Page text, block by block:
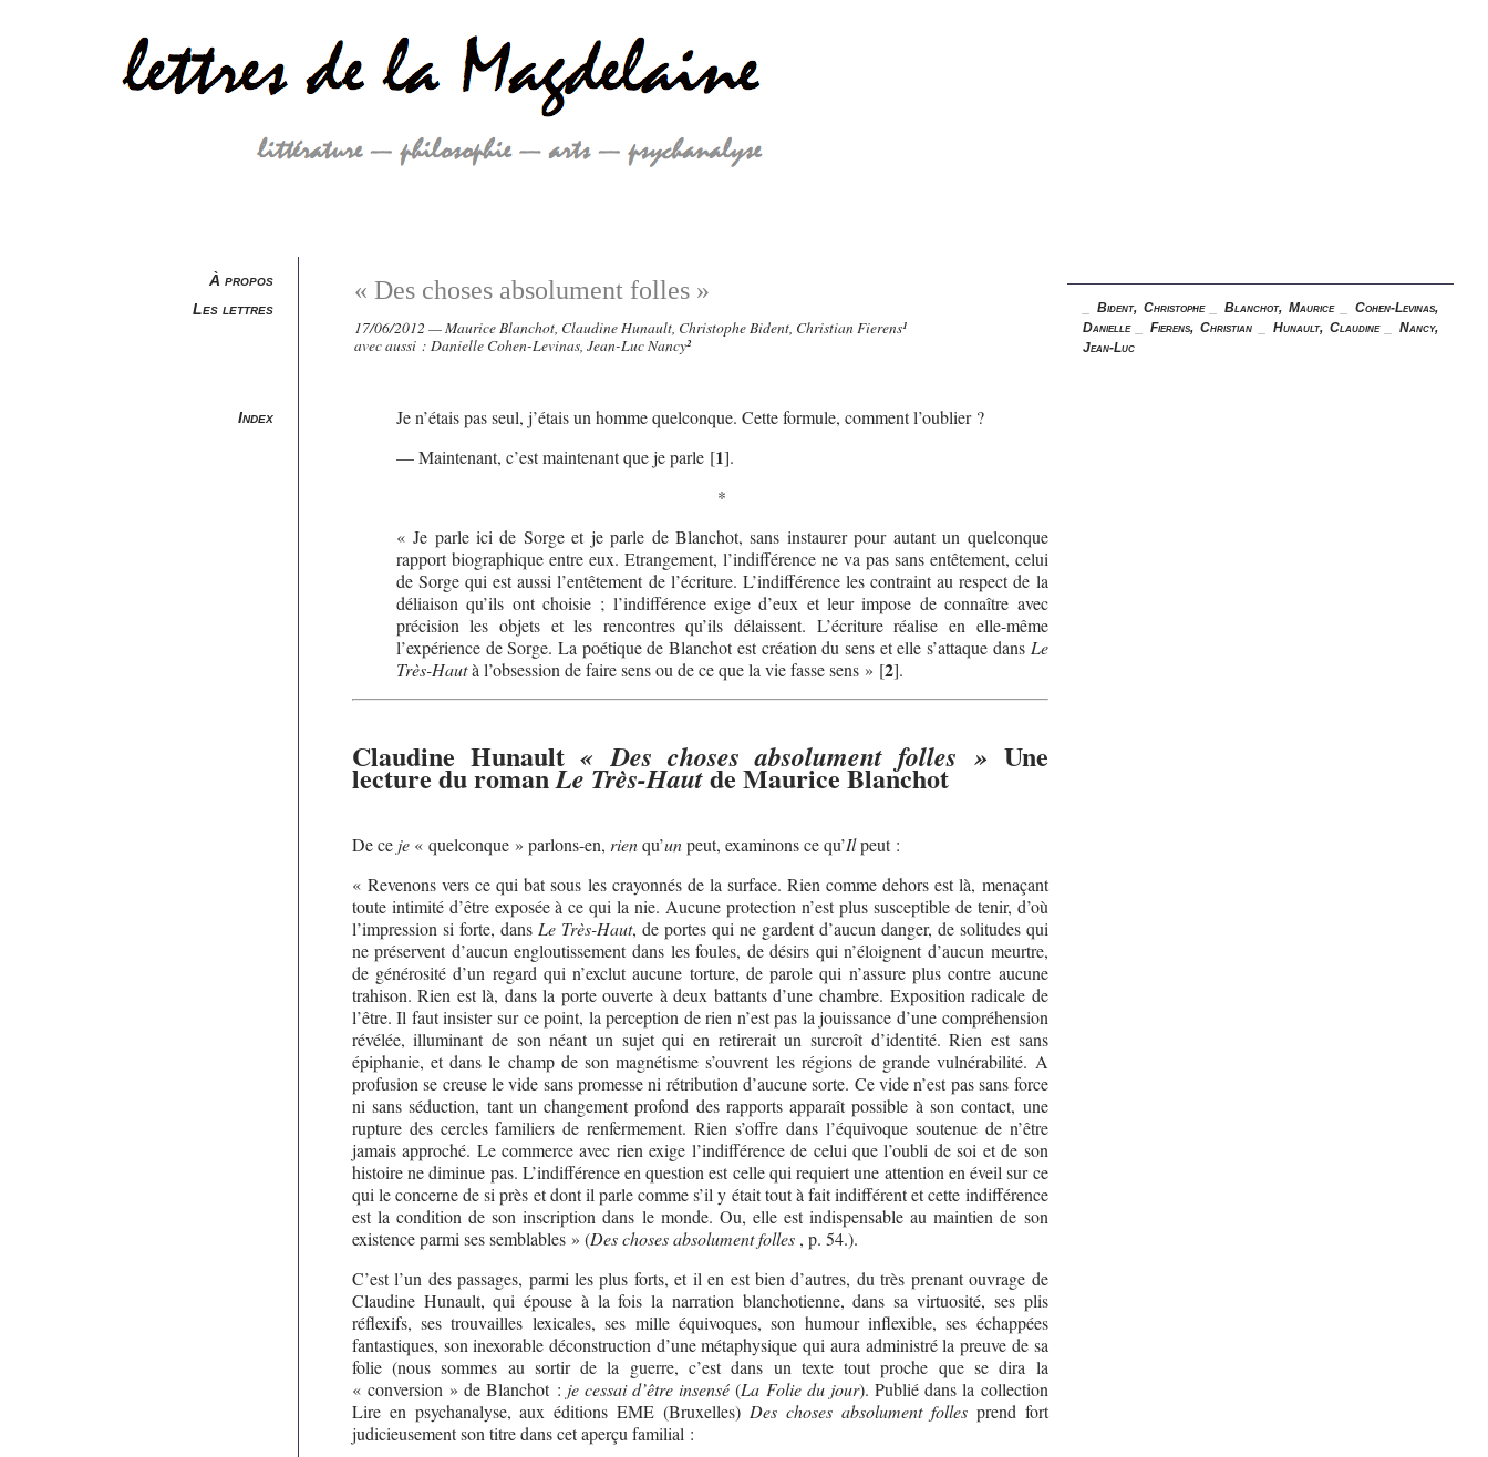
À propos
Les lettres
Index
« Des choses absolument folles »
17/06/2012 — Maurice Blanchot, Claudine Hunault, Christophe Bident, Christian Fierens¹
avec aussi : Danielle Cohen-Levinas, Jean-Luc Nancy²
Je n’étais pas seul, j’étais un homme quelconque. Cette formule, comment l’oublier ?
— Maintenant, c’est maintenant que je parle[1].
*
« Je parle ici de Sorge et je parle de Blanchot, sans instaurer pour autant un quelconque
rapport biographique entre eux. Etrangement, l’indifférence ne va pas sans entêtement, celui
de Sorge qui est aussi l’entêtement de l’écriture. L’indifférence les contraint au respect de la
déliaison qu’ils ont choisie ; l’indifférence exige d’eux et leur impose de connaître avec
précision les objets et les rencontres qu’ils délaissent. L’écriture réalise en elle-même
l’expérience de Sorge. La poétique de Blanchot est création du sens et elle s’attaque dans Le
Très-Hautà l’obsession de faire sens ou de ce que la vie fasse sens » [2].
Claudine Hunault « Des choses absolument folles » Une
lecture du romanLe Très-Hautde Maurice Blanchot
De ce je« quelconque » parlons-en, rienqu’unpeut, examinons ce qu’Ilpeut :
« Revenons vers ce qui bat sous les crayonnés de la surface. Rien comme dehors est là, menaçant
toute intimité d’être exposée à ce qui la nie. Aucune protection n’est plus susceptible de tenir, d’où
l’impression si forte, dans Le Très-Haut, de portes qui ne gardent d’aucun danger, de solitudes qui
ne préservent d’aucun engloutissement dans les foules, de désirs qui n’éloignent d’aucun meurtre,
de générosité d’un regard qui n’exclut aucune torture, de parole qui n’assure plus contre aucune
trahison. Rien est là, dans la porte ouverte à deux battants d’une chambre. Exposition radicale de
l’être. Il faut insister sur ce point, la perception de rien n’est pas la jouissance d’une compréhension
révélée, illuminant de son néant un sujet qui en retirerait un surcroît d’identité. Rien est sans
épiphanie, et dans le champ de son magnétisme s’ouvrent les régions de grande vulnérabilité. A
profusion se creuse le vide sans promesse ni rétribution d’aucune sorte. Ce vide n’est pas sans force
ni sans séduction, tant un changement profond des rapports apparaît possible à son contact, une
rupture des cercles familiers de renfermement. Rien s’offre dans l’équivoque soutenue de n’être
jamais approché. Le commerce avec rien exige l’indifférence de celui que l’oubli de soi et de son
histoire ne diminue pas. L’indifférence en question est celle qui requiert une attention en éveil sur ce
qui le concerne de si près et dont il parle comme s’il y était tout à fait indifférent et cette indifférence
est la condition de son inscription dans le monde. Ou, elle est indispensable au maintien de son
existence parmi ses semblables » (Des choses absolument folles , p. 54.).
C’est l’un des passages, parmi les plus forts, et il en est bien d’autres, du très prenant ouvrage de
Claudine Hunault, qui épouse à la fois la narration blanchotienne, dans sa virtuosité, ses plis
réflexifs, ses trouvailles lexicales, ses mille équivoques, son humour inflexible, ses échappées
fantastiques, son inexorable déconstruction d’une métaphysique qui aura administré la preuve de sa
folie (nous sommes au sortir de la guerre, c’est dans un texte tout proche que se dira la
« conversion » de Blanchot : je cessai d’être insensé (La Folie du jour). Publié dans la collection
Lire en psychanalyse, aux éditions EME (Bruxelles) Des choses absolument folles prend fort
judicieusement son titre dans cet aperçu familial :
Bident, Christophe_Blanchot, Maurice_Cohen-Levinas,
Danielle_Fierens, Christian Hunault, Claudine_Nancy,
Jean-Luc